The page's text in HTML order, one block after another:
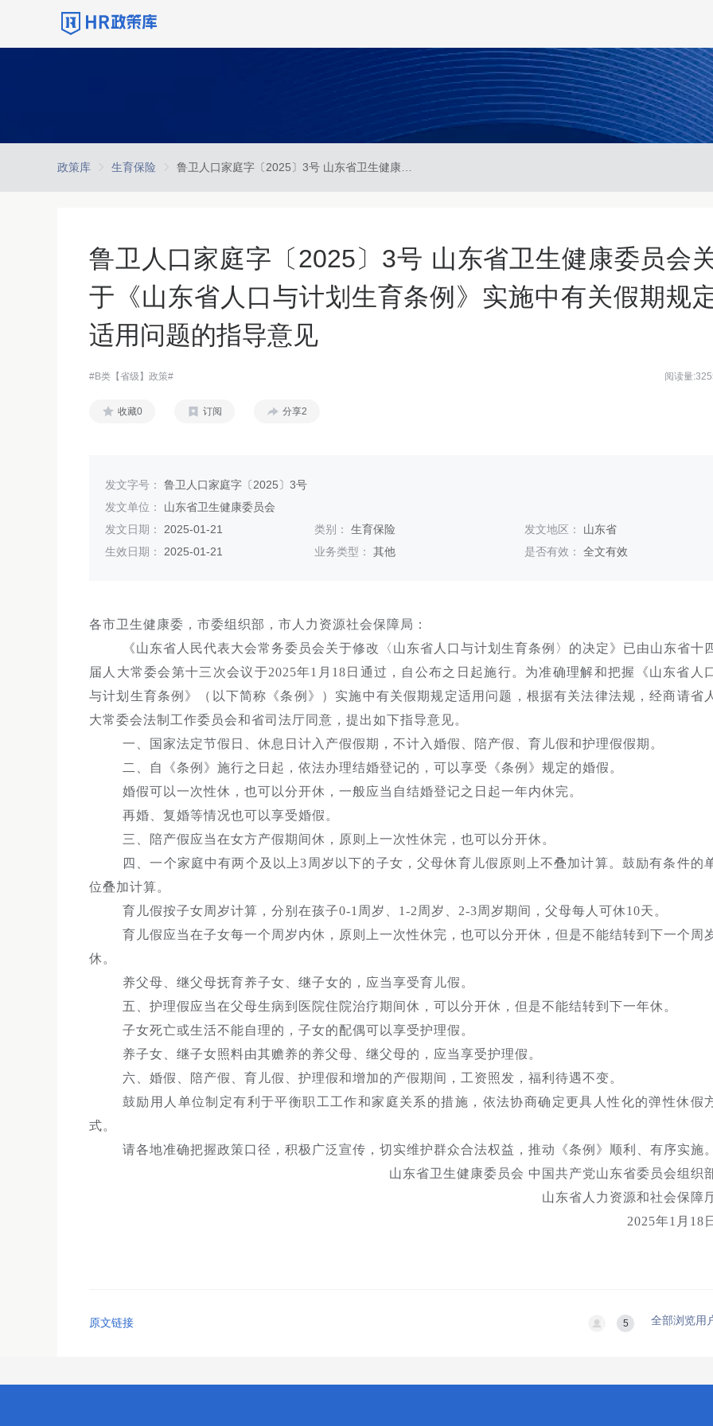
政策库 生育保险
鲁卫人口家庭字〔2025〕3号 山东省卫生健康委员会
于《山东省人口与计划生育条例》实施中有关假期规
适用问题的指导意见
#B类【省级】政策# 阅读量
收藏0 订阅 分享2
发文字号： 鲁卫人口家庭字〔2025〕3号
发文单位： 山东省卫生健康委员会
发文日期： 2025-01-21 类别：生育保险 发文地区： 山东省
生效日期： 2025-01-21 业务类型：其他 是否有效： 全文有效
各市卫生健康委，市委组织部，市人力资源社会保障局：
《山东省人民代表大会常务委员会关于修改〈山东省人口与计划生育条例〉的决定》已由山东省十
届人大常委会第十三次会议于2025年1月18日通过，自公布之日起施行。为准确理解和把握《山东省人
与计划生育条例》（以下简称《条例》）实施中有关假期规定适用问题，根据有关法律法规，经商请省
大常委会法制工作委员会和省司法厅同意，提出如下指导意见。
一、国家法定节假日、休息日计入产假假期，不计入婚假、陪产假、育儿假和护理假假期。
二、自《条例》施行之日起，依法办理结婚登记的，可以享受《条例》规定的婚假。
婚假可以一次性休，也可以分开休，一般应当自结婚登记之日起一年内休完。
再婚、复婚等情况也可以享受婚假。
三、陪产假应当在女方产假期间休，原则上一次性休完，也可以分开休。
四、一个家庭中有两个及以上3周岁以下的子女，父母休育儿假原则上不叠加计算。鼓励有条件的
位叠加计算。
育儿假按子女周岁计算，分别在孩子0-1周岁、1-2周岁、2-3周岁期间，父母每人可休10天。
育儿假应当在子女每一个周岁内休，原则上一次性休完，也可以分开休，但是不能结转到下一个周
休。
养父母、继父母抚育养子女、继子女的，应当享受育儿假。
五、护理假应当在父母生病到医院住院治疗期间休，可以分开休，但是不能结转到下一年休。
子女死亡或生活不能自理的，子女的配偶可以享受护理假。
养子女、继子女照料由其赡养的养父母、继父母的，应当享受护理假。
六、婚假、陪产假、育儿假、护理假和增加的产假期间，工资照发，福利待遇不变。
鼓励用人单位制定有利于平衡职工工作和家庭关系的措施，依法协商确定更具人性化的弹性休假
式。
请各地准确把握政策口径，积极广泛宣传，切实维护群众合法权益，推动《条例》顺利、有序实施
山东省卫生健康委员会 中国共产党山东省委员会组织
山东省人力资源和社会保障
2025年1月18
原文链接 5 全部浏览用